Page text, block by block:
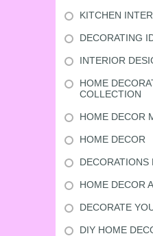
KITCHEN
DECORATING
INTERIOR
HOME
COLLECTION
HOME DECOR
HOME DECOR
DECORATIONS
HOME DECOR
DECORATE
DIY HOME